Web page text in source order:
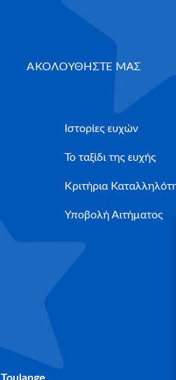
ΑΚΟΛΟΥΘΗΣΤΕ ΜΑΣ
Ιστορίες ευχών
Το ταξίδι της ευχής
Κριτήρια
Υποβολή Αιτήματος